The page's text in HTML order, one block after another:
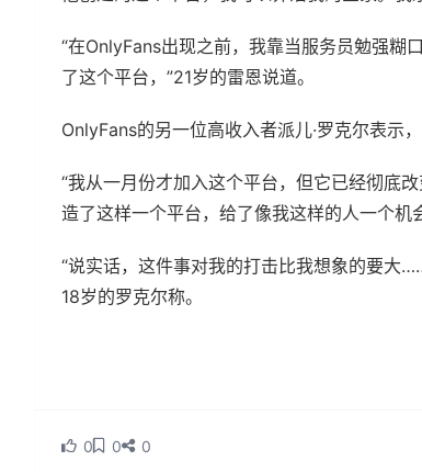
“在OnlyFans出现之前，我靠当服务员勉强糊
了这个平台，”21岁的雷恩说道。
OnlyFans的另一位高收入者派儿·罗克尔表示
“我从一月份才加入这个平台，但它已经彻底
造了这样一个平台，给了像我这样的人一个
“说实话，这件事对我的打击比我想象的要大
18岁的罗克尔称。
0 0 0